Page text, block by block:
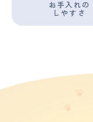
お手入れの
しやすさ